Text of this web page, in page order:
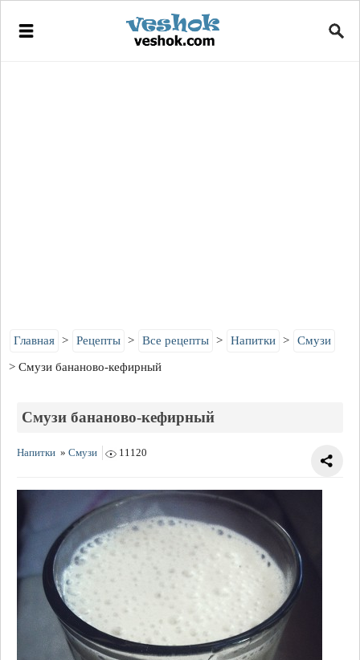
Главная Рецепты Все рецепты Напитки Смузи
Смузи бананово-кефирный
Смузи бананово-кефирный
Напитки » Смузи 11120